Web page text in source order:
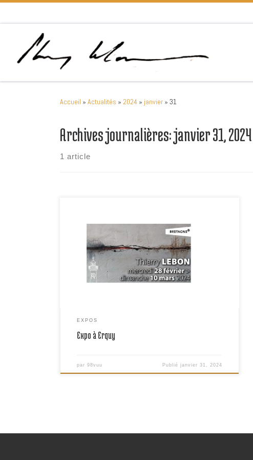
Accueil » Actualités » 2024 » janvier » 31
Archives journalières:janvier 31, 2024
1 article
Mes tableaux dans la galerie d’art « Bernard Nonnet » La
galerie d’art d’Erquy est un très bel écrin pour une
exposition (quelqu’en soit la discipline). Pourvue de
deux grandes salles (dont une attenante à l’office de
tourisme), elle a accueilli mes tableaux de peintures
abstraites du 28 février au 10 mars […]
EXPOS
Expo à Erquy
par98vuu Publié janvier 31, 2024